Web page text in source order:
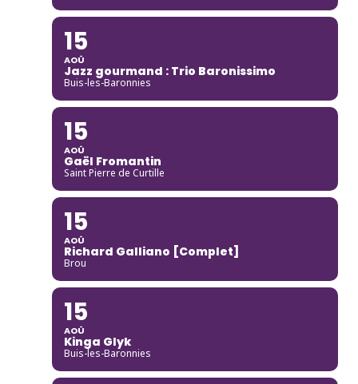
15
AOÛ
Jazz gourmand : Trio Baronissimo
Buis-les-Baronnies
15
AOÛ
Gaël Fromantin
Saint Pierre de Curtille
15
AOÛ
Richard Galliano [Complet]
Brou
15
AOÛ
Kinga Glyk
Buis-les-Baronnies